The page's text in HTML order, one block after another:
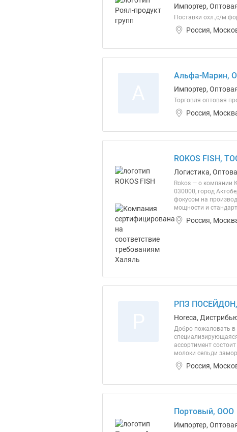
Импортер,
Поставки охл.,с/м
Россия,
Альфа-Марин,
Импортер,
Торговля оптовая
Россия,
ROKOS FISH,
Логистика,
Rokos — о компании
030000, город
фокусом на
мощности и
Россия,
РПЗ
Horeca,
Добро пожаловать
ассортимент
молоки сельди
Россия,
Портовый, ООО
Импортер,